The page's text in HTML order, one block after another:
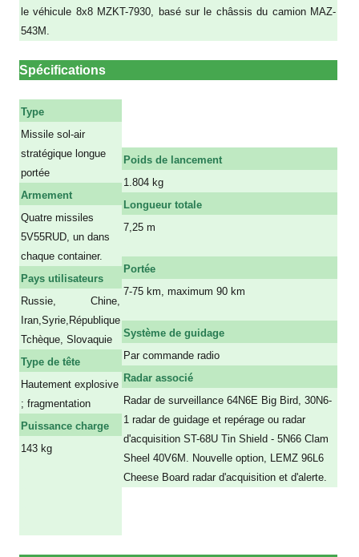
le véhicule 8x8 MZKT-7930, basé sur le châssis du camion MAZ-
543M.
Spécifications
Type
Missile sol-air
stratégique longue
portée
Armement
Quatre missiles
5V55RUD, un dans
chaque container.
Pays utilisateurs
Russie, Chine,
Iran,Syrie,République
Tchèque, Slovaquie
Type de tête
Hautement explosive
; fragmentation
Puissance charge
143 kg
Poids de lancement
1.804 kg
Longueur totale
7,25 m
Portée
7-75 km, maximum 90 km
Système de guidage
Par commande radio
Radar associé
Radar de surveillance 64N6E Big Bird, 30N6-
1 radar de guidage et repérage ou radar
d'acquisition ST-68U Tin Shield - 5N66 Clam
Sheel 40V6M. Nouvelle option, LEMZ 96L6
Cheese Board radar d'acquisition et d'alerte.